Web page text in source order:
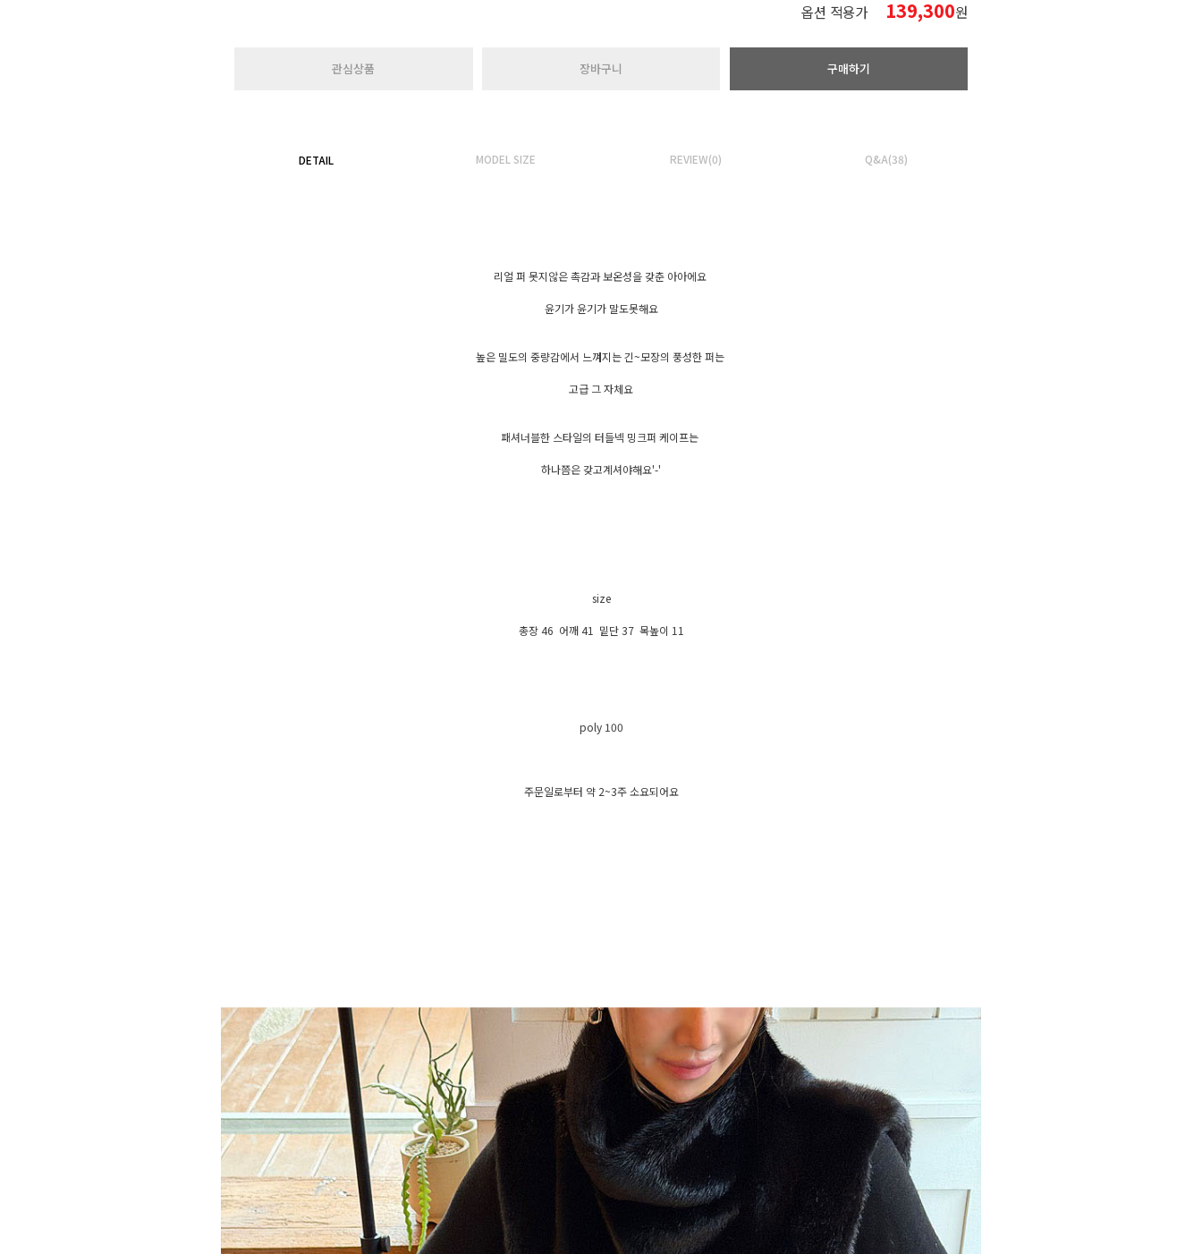
옵션 적용가 139,300원
관심상품 장바구니 구매하기
DETAIL MODEL SIZE REVIEW(0) Q&A(38)
리얼 퍼 못지않은 촉감과 보온성을 갖춘 아아에요
윤기가 윤기가 말도못해요
높은 밀도의 중량감에서 느껴지는 긴~모장의 풍성한 퍼는
고급 그 자체요
패셔너블한 스타일의 터들넥 밍크퍼 케이프는
하나쯤은 갖고계셔야해요'-'
size
총장 46 어깨 41 밑단 37 목높이 11
poly 100
주문일로부터 약 2~3주 소요되어요